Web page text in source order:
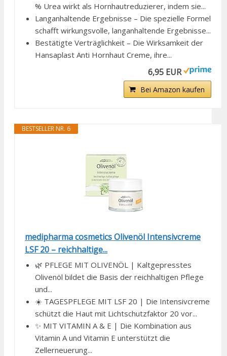
% Urea wirkt als Hornhautreduzierer, indem sie...
Langanhaltende Ergebnisse – Die spezielle Formel
schafft wirkungsvolle, langanhaltende Ergebnisse...
Bestätigte Verträglichkeit – Die Wirksamkeit der
Hansaplast Anti Hornhaut Creme, ihre...
6,95 EUR
Bei Amazon kaufen
BESTSELLER NR. 6
medipharma cosmetics Olivenöl Intensivcreme
LSF 20 – reichhaltige...
🌿 PFLEGE MIT OLIVENÖL | Kaltgepresstes
Olivenöl bildet die Basis der reichhaltigen Pflege
und...
☀️ TAGESPFLEGE MIT LSF 20 | Die Intensivcreme
schützt die Haut mit Lichtschutzfaktor 20 vor...
✨ MIT VITAMIN A & E | Die Kombination aus
Vitamin A und Vitamin E unterstützt die
Zellerneuerung...